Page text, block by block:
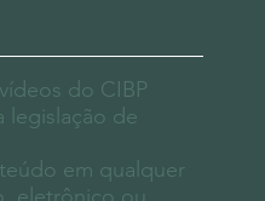
do CIBP
legislação de
em qualquer